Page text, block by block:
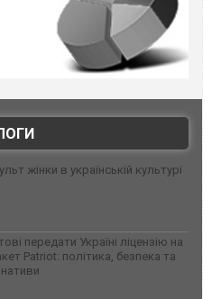
жінки в українській культурі
передати Україні ліцензію на
Patriot: політика, безпека та